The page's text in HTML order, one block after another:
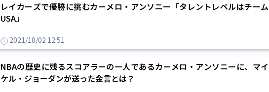
レイカーズで優勝に挑むカーメロ・アンソニー「タレントレベルはチーム
USA」
2021/10/02 12:51
NBAの歴史に残るスコアラーの一人であるカーメロ・アンソニーに、マイ
ケル・ジョーダンが送った金言とは？